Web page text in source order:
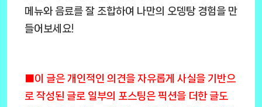
메뉴와 음료를 잘 조합하여 나만의 오뎅탕 경험을 만
들어보세요!
■이 글은 개인적인 의견을 자유롭게 사실을 기반으
로 작성된 글로 일부의 포스팅은 픽션을 더한 글도